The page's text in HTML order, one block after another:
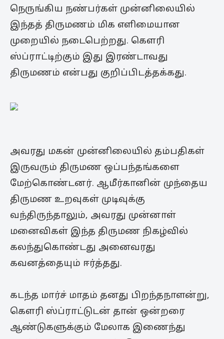
நெருங்கிய நண்பர்கள் முன்னிலையில்
இந்தத் திருமணம் மிக எளிமையான
முறையில் நடைபெற்றது. கௌரி
ஸ்ப்ராட்டிற்கும் இது இரண்டாவது
திருமணம் என்பது குறிப்பிடத்தக்கது.
அவரது மகன் முன்னிலையில் தம்பதிகள்
இருவரும் திருமண ஒப்பந்தங்களை
மேற்கொண்டனர். ஆமீர்கானின் முந்தைய
திருமண உறவுகள் முடிவுக்கு
வந்திருந்தாலும், அவரது முன்னாள்
மனைவிகள் இந்த திருமண நிகழ்வில்
கலந்துகொண்டது அனைவரது
கவனத்தையும் ஈர்த்தது.
கடந்த மார்ச் மாதம் தனது பிறந்தநாளன்று,
கௌரி ஸ்ப்ராட்டுடன் தான் ஒன்றரை
ஆண்டுகளுக்கும் மேலாக இணைந்து